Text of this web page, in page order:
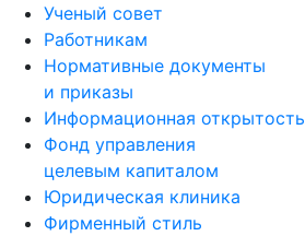
Ученый совет
Работникам
Нормативные документы
и приказы
Информационная открытость
Фонд управления
целевым капиталом
Юридическая клиника
Фирменный стиль